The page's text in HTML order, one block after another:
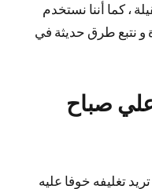
، كما أننا نستخدم
و نتبع طرق حديثة في
صباح
تغليفه خوفا عليه